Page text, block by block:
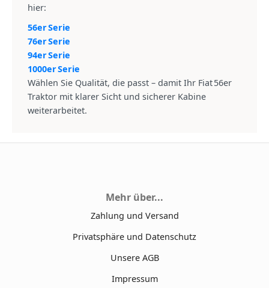
hier:
56er Serie
76er Serie
94er Serie
1000er Serie
Wählen Sie Qualität, die passt – damit Ihr Fiat 56er
Traktor mit klarer Sicht und sicherer Kabine
weiterarbeitet.
Mehr über...
Zahlung und Versand
Privatsphäre und Datenschutz
Unsere AGB
Impressum